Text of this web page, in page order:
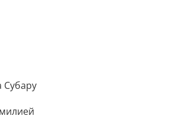
Субару